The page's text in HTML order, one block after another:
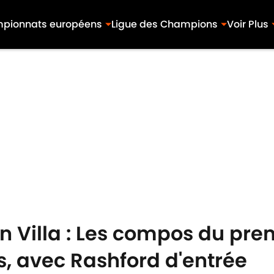
européens Ligue des Champions Voir Plus
Villa : Les compos du
avec Rashford d'entrée